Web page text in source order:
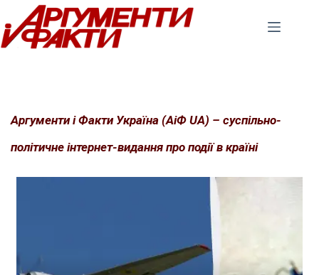
Перейти
до
вмісту
Аргументи і Факти Україна (АіФ UA) – суспільно-
політичне інтернет-видання про події в країні